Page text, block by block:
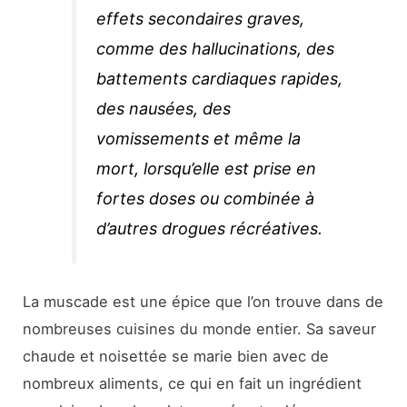
effets secondaires graves,
comme des hallucinations, des
battements cardiaques rapides,
des nausées, des
vomissements et même la
mort, lorsqu’elle est prise en
fortes doses ou combinée à
d’autres drogues récréatives.
La muscade est une épice que l’on trouve dans de
nombreuses cuisines du monde entier. Sa saveur
chaude et noisettée se marie bien avec de
nombreux aliments, ce qui en fait un ingrédient